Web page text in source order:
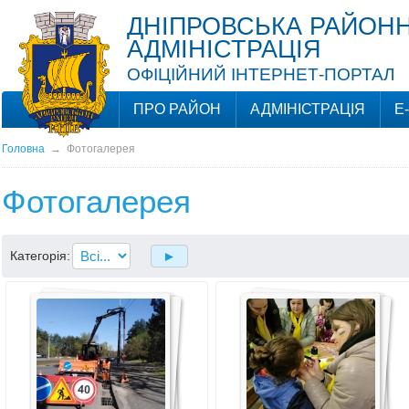
ДНІПРОВСЬКА
АДМІНІСТРАЦІЯ
ОФІЦІЙНИЙ ІНТЕРНЕТ-ПОРТАЛ
ПРО РАЙОН АДМІНІСТРАЦІЯ
Головна→ Фотогалерея
Фотогалерея
Категорія: